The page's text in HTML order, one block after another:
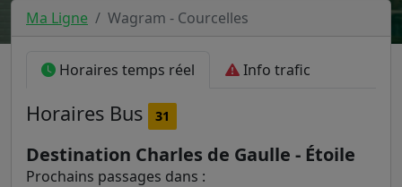
Ma Ligne Wagram - Courcelles
Horaires temps réel Info trafic
Horaires Bus 31
Destination Charles de Gaulle - Étoile
Prochains passages dans :